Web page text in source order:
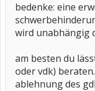
bedenke: eine
wird unabhängig
am besten du
oder vdk)
ablehnung des